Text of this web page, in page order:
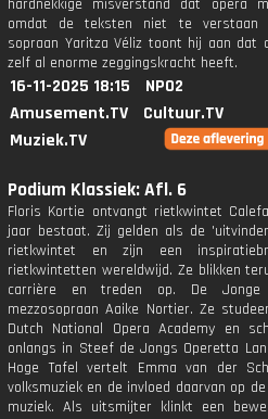
hardnekkige misverstand dat opera
omdat de teksten niet te verstaan
sopraan Yaritza Véliz toont hij aan dat
zelf al enorme zeggingskracht heeft.
16-11-2025 18:15
NPO2
Amusement.TV
Cultuur.TV
Muziek.TV
Podium Klassiek: Afl. 6
Floris Kortie ontvangt rietkwintet
jaar bestaat. Zij gelden als de
rietkwintet en zijn een
rietkwintetten wereldwijd. Ze blikken
carrière en treden op. De
mezzosopraan Aaike Nortier. Ze
Dutch National Opera Academy en
onlangs in Steef de Jongs Operetta
Hoge Tafel vertelt Emma van der
volksmuziek en de invloed daarvan op
muziek. Als uitsmijter klinkt een